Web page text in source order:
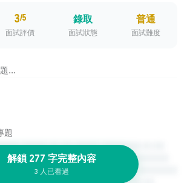
3/5
面試評價
錄取
面試狀態
普通
面試難度
...
題
解鎖 277 字完整內容
3 人已看過